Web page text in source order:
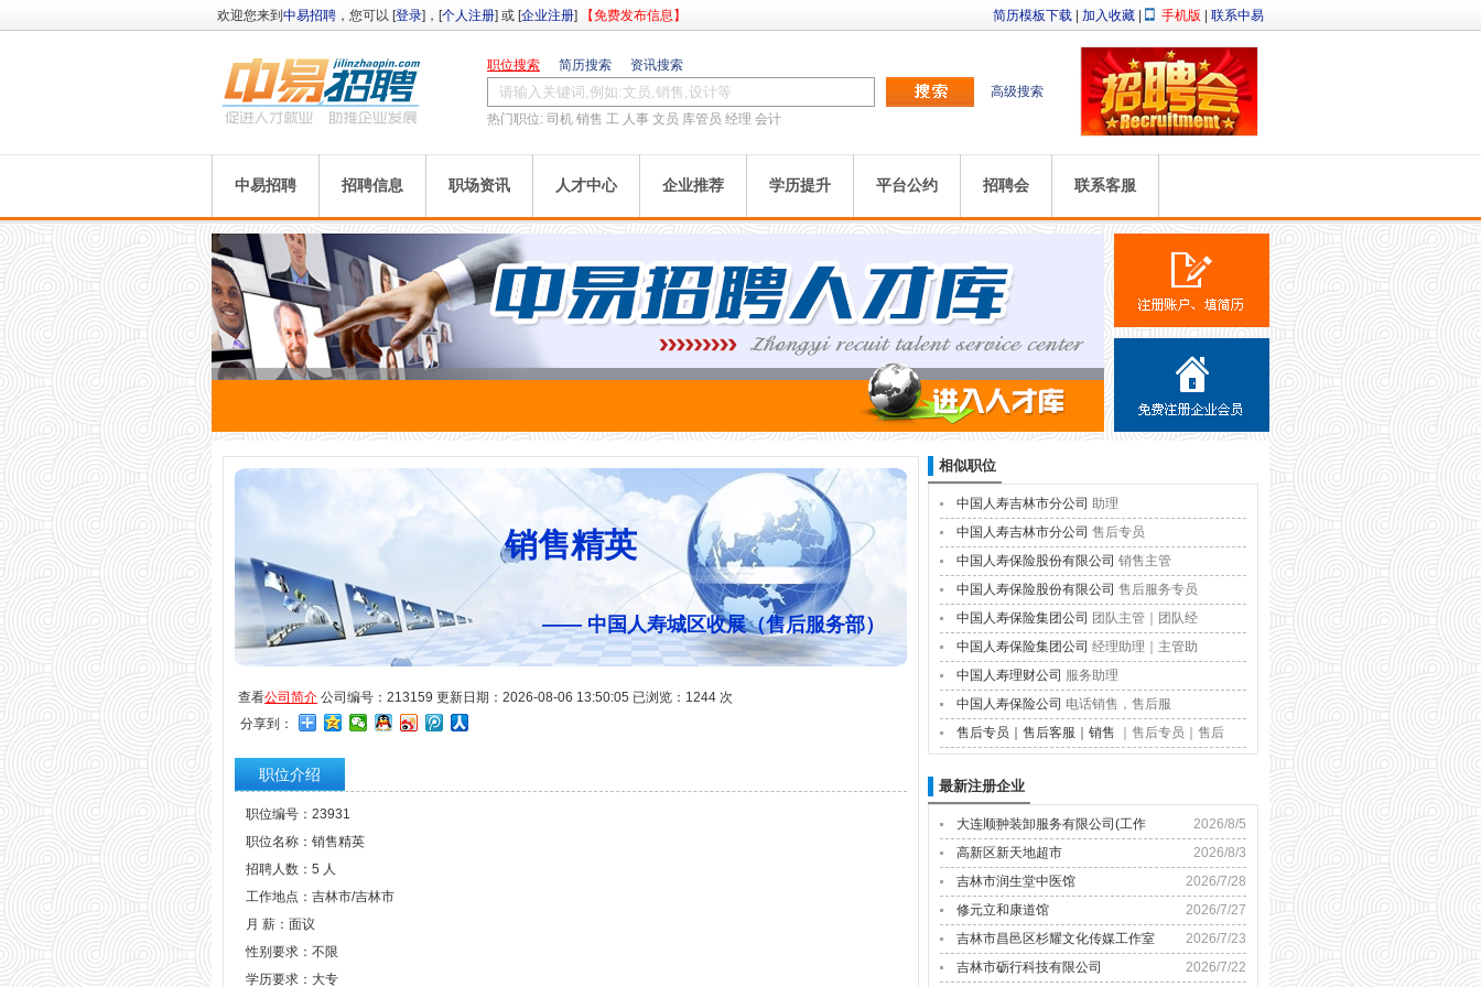
欢迎您来到 中易招聘 ，您可以 [登录]，[个人注册] 或 [企业注册] 【免费发布信息】 简历模板下载 加入收藏 手机版 联系中易
职位搜索 简历搜索
资讯搜索
高级搜索
热门职位: 司机 销售 工 人事 文员 库管员 经理 会计
中易招聘 招聘信息 职场资讯 人才中心 企业推荐 学历提升 平台公约 招聘会 联系客服
销售精英
—— 中国人寿城区收展（售后服务部）
查看公司简介 公司编号：213159 更新日期：2026-08-06 13:50:05 已浏览：1244 次
分享到：
职位介绍
职位编号：23931
职位名称：销售精英
招聘人数：5 人
工作地点：吉林市/吉林市
月 薪：面议
性别要求：不限
学历要求：大专
相似职位
中国人寿吉林市分公司 助理
中国人寿吉林市分公司 售后专员
中国人寿保险股份有限公司 销售主管
中国人寿保险股份有限公司 售后服务专员
中国人寿保险集团公司 团队主管｜团队经
中国人寿保险集团公司 经理助理｜主管助
中国人寿理财公司 服务助理
中国人寿保险公司 电话销售，售后服
售后专员｜售后客服｜销售
｜售后专员｜售后
最新注册企业
2026/8/5
大连顺翀装卸服务有限公司(工作
2026/8/3
高新区新天地超市
2026/7/28
吉林市润生堂中医馆
2026/7/27
修元立和康道馆
2026/7/23
吉林市昌邑区杉耀文化传媒工作室
2026/7/22
吉林市砺行科技有限公司